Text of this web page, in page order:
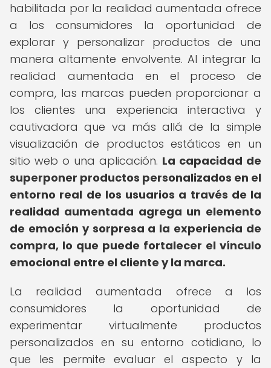
habilitada por la realidad aumentada ofrece
a los consumidores la oportunidad de
explorar y personalizar productos de una
manera altamente envolvente. Al integrar la
realidad aumentada en el proceso de
compra, las marcas pueden proporcionar a
los clientes una experiencia interactiva y
cautivadora que va más allá de la simple
visualización de productos estáticos en un
sitio web o una aplicación. La capacidad de
superponer productos personalizados en el
entorno real de los usuarios a través de la
realidad aumentada agrega un elemento
de emoción y sorpresa a la experiencia de
compra, lo que puede fortalecer el vínculo
emocional entre el cliente y la marca.
La realidad aumentada ofrece a los
consumidores la oportunidad de
experimentar virtualmente productos
personalizados en su entorno cotidiano, lo
que les permite evaluar el aspecto y la